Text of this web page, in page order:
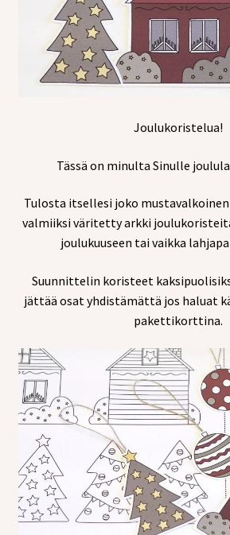
Joulukoristelua!
Tässä on minulta Sinulle
Tulosta itsellesi joko
valmiiksi väritetty arkki
joulukuuseen tai vaikka
Suunnittelin koristeet
jättää osat yhdistämättä jos haluat
pakettikorttina.